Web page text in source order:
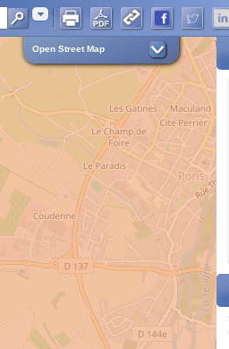
Adresse
Open Street Map